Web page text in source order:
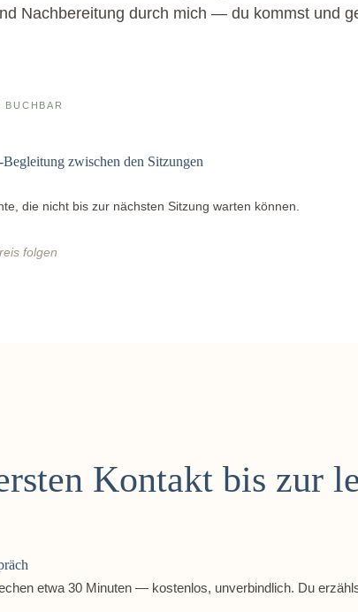
Nachbereitung durch mich — du kommst und
zwischen den Sitzungen
die nicht bis zur nächsten Sitzung warten können.
folgen
Kontakt bis zur
etwa 30 Minuten — kostenlos, unverbindlich. Du